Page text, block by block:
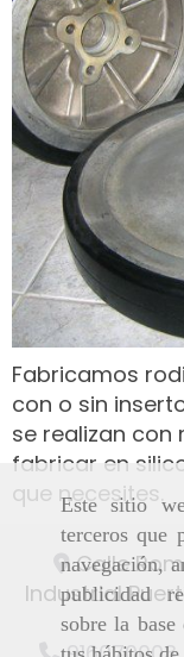
Este sitio
terceros que
navegación,
publicidad
sobre la
Fabricamos
con o sin
se realizan con
fabricar en
que necesites.
Calle
Industrial